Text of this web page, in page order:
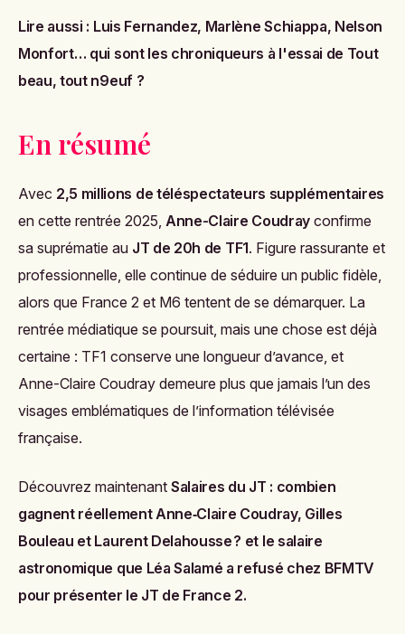
Lire aussi : Luis Fernandez, Marlène Schiappa, Nelson
Monfort… qui sont les chroniqueurs à l'essai de Tout
beau, tout n9euf ?
En résumé
Avec 2,5 millions de téléspectateurs supplémentaires
en cette rentrée 2025, Anne-Claire Coudrayconfirme
sa suprématie au JT de 20h de TF1. Figure rassurante et
professionnelle, elle continue de séduire un public fidèle,
alors que France 2 et M6 tentent de se démarquer. La
rentrée médiatique se poursuit, mais une chose est déjà
certaine : TF1 conserve une longueur d’avance, et
Anne-Claire Coudray demeure plus que jamais l’un des
visages emblématiques de l’information télévisée
française.
Découvrez maintenant Salaires du JT : combien
gagnent réellement Anne‑Claire Coudray, Gilles
Bouleau et Laurent Delahousse ? et le salaire
astronomique que Léa Salamé a refusé chez BFMTV
pour présenter le JT de France 2.